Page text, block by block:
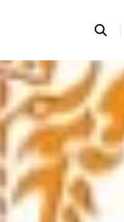
area